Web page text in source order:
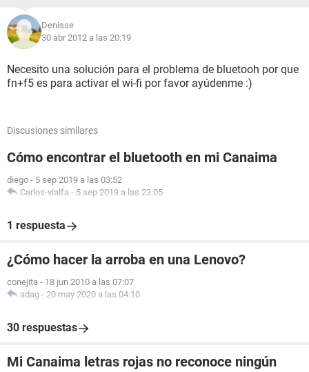
Denisse
30 abr 2012 a las 20:19
Necesito una solución para el problema de bluetooh por que
fn+f5 es para activar el wi-fi por favor ayúdenme :)
Discusiones similares
Cómo encontrar el bluetooth en mi Canaima
diego - 5 sep 2019 a las 03:52
Carlos-vialfa - 5 sep 2019 a las 23:05
1 respuesta
¿Cómo hacer la arroba en una Lenovo?
conejita - 18 jun 2010 a las 07:07
adag - 20 may 2020 a las 04:10
30 respuestas
Mi Canaima letras rojas no reconoce ningún